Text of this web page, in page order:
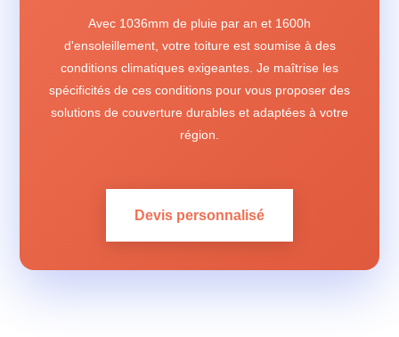
Avec 1036mm de pluie par an et 1600h
d'ensoleillement, votre toiture est soumise à des
conditions climatiques exigeantes. Je maîtrise les
spécificités de ces conditions pour vous proposer des
solutions de couverture durables et adaptées à votre
région.
Devis personnalisé